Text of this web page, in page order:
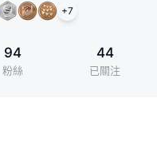
+7
94
粉絲
44
已關注